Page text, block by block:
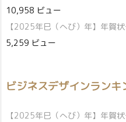
10,958 ビュー
【2025年巳（へび）年】年賀
5,259 ビュー
ビジネスデザインランキ
【2025年巳（へび）年】年賀